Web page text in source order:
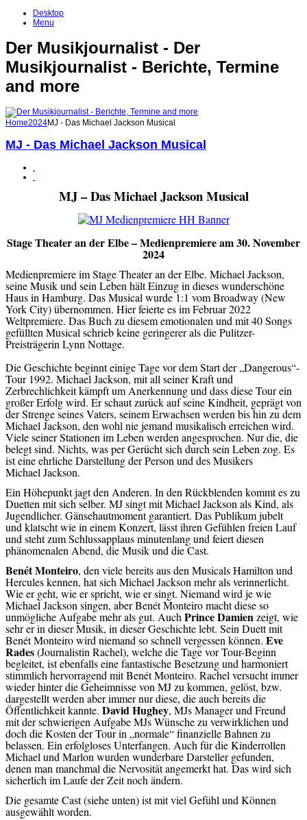
Desktop
Menu
Der Musikjournalist - Der
Musikjournalist - Berichte, Termine
and more
Home2024MJ - Das Michael Jackson Musical
MJ - Das Michael Jackson Musical
MJ – Das Michael Jackson Musical
Stage Theater an der Elbe – Medienpremiere am 30. November
2024
Medienpremiere im Stage Theater an der Elbe. Michael Jackson,
seine Musik und sein Leben hält Einzug in dieses wunderschöne
Haus in Hamburg. Das Musical wurde 1:1 vom Broadway (New
York City) übernommen. Hier feierte es im Februar 2022
Weltpremiere. Das Buch zu diesem emotionalen und mit 40 Songs
gefüllten Musical schrieb keine geringerer als die Pulitzer-
Preisträgerin Lynn Nottage.
Die Geschichte beginnt einige Tage vor dem Start der „Dangerous“-
Tour 1992. Michael Jackson, mit all seiner Kraft und
Zerbrechlichkeit kämpft um Anerkennung und dass diese Tour ein
großer Erfolg wird. Er schaut zurück auf seine Kindheit, geprägt von
der Strenge seines Vaters, seinem Erwachsen werden bis hin zu dem
Michael Jackson, den wohl nie jemand musikalisch erreichen wird.
Viele seiner Stationen im Leben werden angesprochen. Nur die, die
belegt sind. Nichts, was per Gerücht sich durch sein Leben zog. Es
ist eine ehrliche Darstellung der Person und des Musikers
Michael Jackson.
Ein Höhepunkt jagt den Anderen. In den Rückblenden kommt es zu
Duetten mit sich selber. MJ singt mit Michael Jackson als Kind, als
Jugendlicher. Gänsehautmoment garantiert. Das Publikum jubelt
und klatscht wie in einem Konzert, lässt ihren Gefühlen freien Lauf
und steht zum Schlussapplaus minutenlang und feiert diesen
phänomenalen Abend, die Musik und die Cast.
Benét Monteiro, den viele bereits aus den Musicals Hamilton und
Hercules kennen, hat sich Michael Jackson mehr als verinnerlicht.
Wie er geht, wie er spricht, wie er singt. Niemand wird je wie
Michael Jackson singen, aber Benét Monteiro macht diese so
unmögliche Aufgabe mehr als gut. Auch Prince Damienzeigt, wie
sehr er in dieser Musik, in dieser Geschichte lebt. Sein Duett mit
Benét Monteiro wird niemand so schnell vergessen können. Eve
Rades(Journalistin Rachel), welche die Tage vor Tour-Beginn
begleitet, ist ebenfalls eine fantastische Besetzung und harmoniert
stimmlich hervorragend mit Benét Monteiro. Rachel versucht immer
wieder hinter die Geheimnisse von MJ zu kommen, gelöst, bzw.
dargestellt werden aber immer nur diese, die auch bereits die
Öffentlichkeit kannte. David Hughey, MJs Manager und Freund
mit der schwierigen Aufgabe MJs Wünsche zu verwirklichen und
doch die Kosten der Tour in „normale“ finanzielle Bahnen zu
belassen. Ein erfolgloses Unterfangen. Auch für die Kinderrollen
Michael und Marlon wurden wunderbare Darsteller gefunden,
denen man manchmal die Nervosität angemerkt hat. Das wird sich
sicherlich im Laufe der Zeit noch ändern.
Die gesamte Cast (siehe unten) ist mit viel Gefühl und Können
ausgewählt worden.